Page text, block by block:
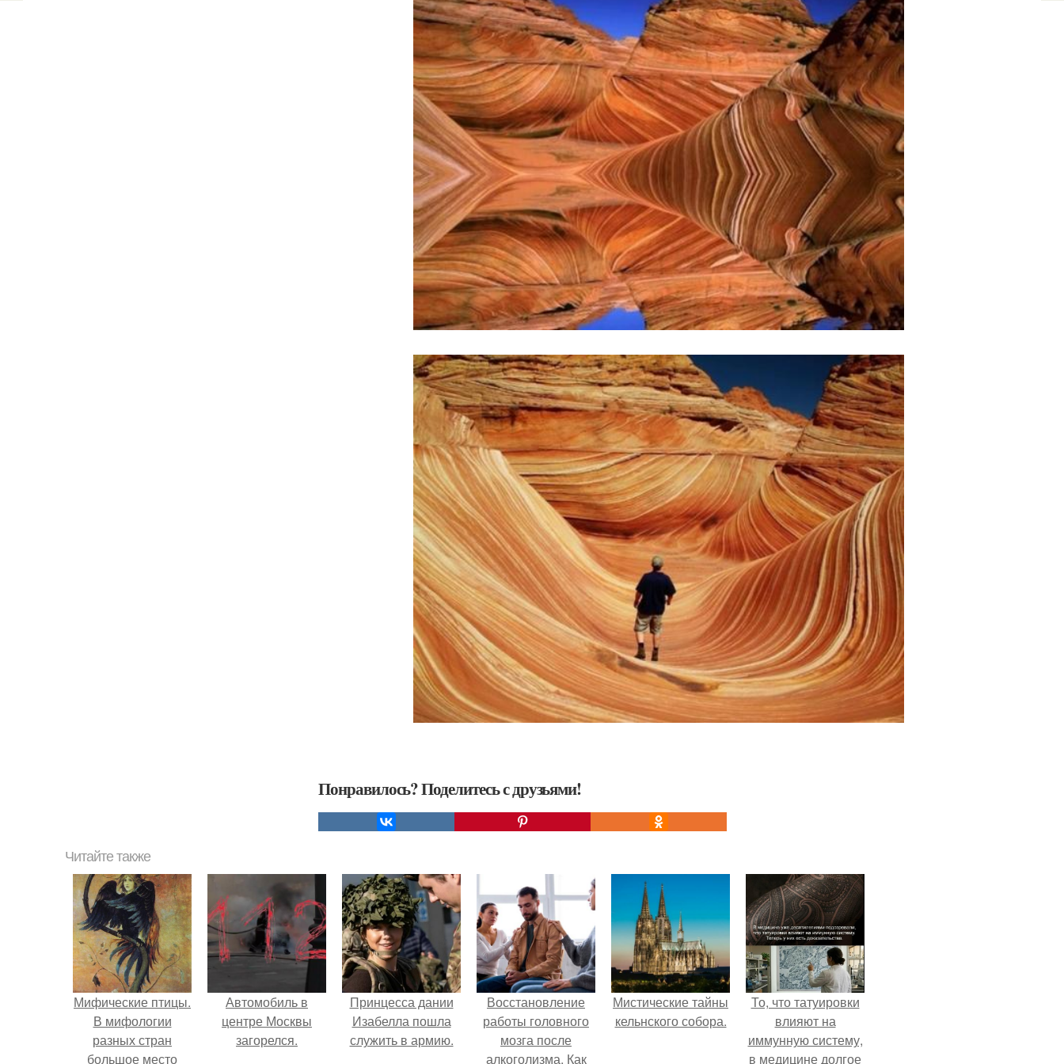
Понравилось? Поделитесь с друзьями!
Читайте также
Мифические птицы.
В мифологии
разных стран
большое место
Автомобиль в
центре Москвы
загорелся.
Принцесса дании
Изабелла пошла
служить в армию.
Восстановление
работы головного
мозга после
алкоголизма. Как
Мистические тайны
кельнского собора.
То, что татуировки
влияют на
иммунную систему,
в медицине долгое